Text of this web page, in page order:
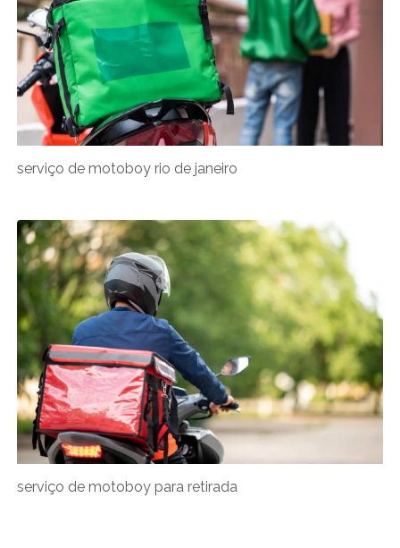
serviço de motoboy rio de janeiro
serviço de motoboy para retirada